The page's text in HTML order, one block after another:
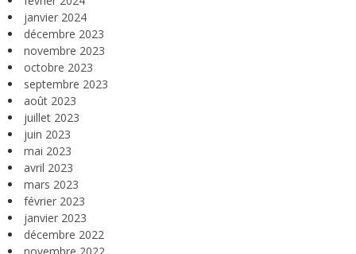
janvier 2024
décembre 2023
novembre 2023
octobre 2023
septembre 2023
août 2023
juillet 2023
juin 2023
mai 2023
avril 2023
mars 2023
février 2023
janvier 2023
décembre 2022